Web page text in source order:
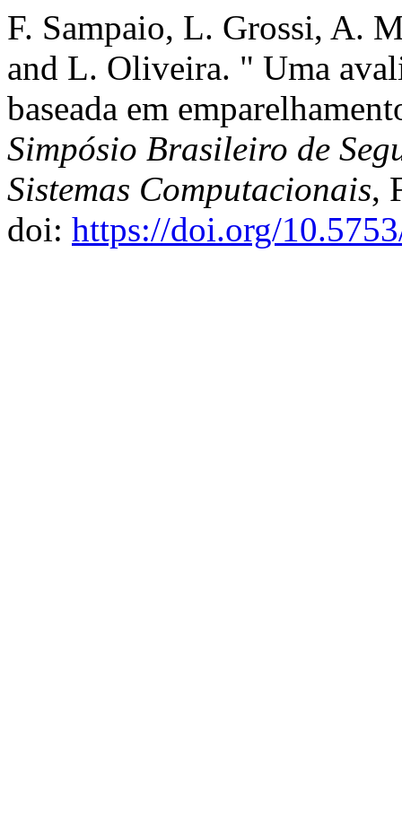
F. Sampaio, L. Grossi, A.
and L. Oliveira. " Uma
baseada em
Simpósio Brasileiro de
Sistemas Computacionais,
doi: https://doi.org/